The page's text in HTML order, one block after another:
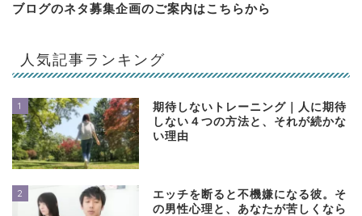
ブログのネタ募集企画のご案内はこちらから
人気記事ランキング
1
期待しないトレーニング｜人に期待
しない４つの方法と、それが続かな
い理由
2
エッチを断ると不機嫌になる彼。そ
の男性心理と、あなたが苦しくなら